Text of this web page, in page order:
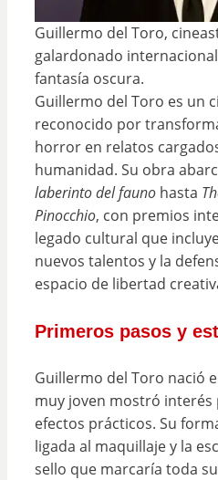
Guillermo del Toro,
galardonado
fantasía oscura.
Guillermo del Toro es un
reconocido por
horror en relatos
humanidad. Su obra
laberinto del faunohasta
Pinocchio, con premios
legado cultural que
nuevos talentos y la
espacio de libertad
Primeros pasos y
Guillermo del Toro nació
muy joven mostró interés
efectos prácticos. Su
ligada al maquillaje y la
sello que marcaría toda